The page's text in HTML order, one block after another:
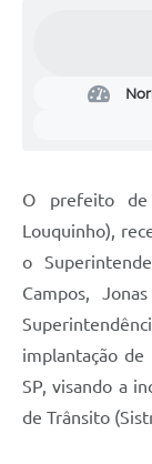
Galeria de Vídeos
Projetos
Participe mais
Contas Públicas
Telefones Úteis
O prefeito de
Louquinho),
o
Campos,
implantação
SP, visando a
de Trânsito